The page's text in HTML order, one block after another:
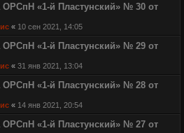
«1-й Пластунский» № 30 от
« 10 сен 2021, 14:05
«1-й Пластунский» № 29 от
« 31 янв 2021, 13:04
«1-й Пластунский» № 28 от
« 14 янв 2021, 20:54
«1-й Пластунский» № 27 от